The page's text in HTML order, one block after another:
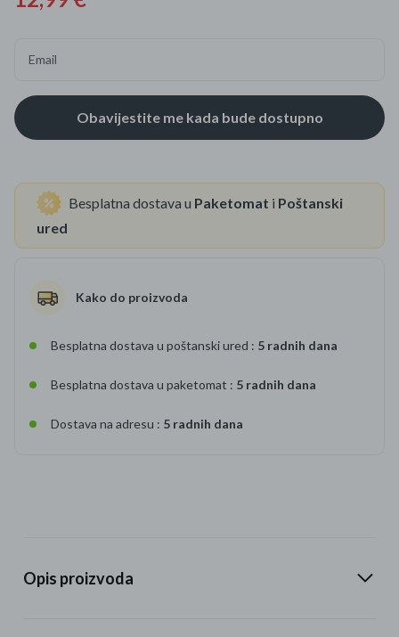
Email
Besplatna dostava u Paketomat i Poštanski
ured
Kako do proizvoda
Besplatna dostava u poštanski ured : 5 radnih dana
Besplatna dostava u paketomat : 5 radnih dana
Dostava na adresu : 5 radnih dana
Opis proizvoda